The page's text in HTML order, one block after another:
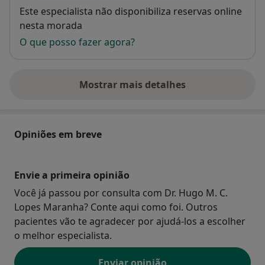
Disponibilidade
Este especialista não disponibiliza reservas online
nesta morada
O que posso fazer agora?
Mostrar mais detalhes
sobre o endereço
Opiniões em breve
Envie a primeira opinião
Você já passou por consulta com Dr. Hugo M. C.
Lopes Maranha? Conte aqui como foi. Outros
pacientes vão te agradecer por ajudá-los a escolher
o melhor especialista.